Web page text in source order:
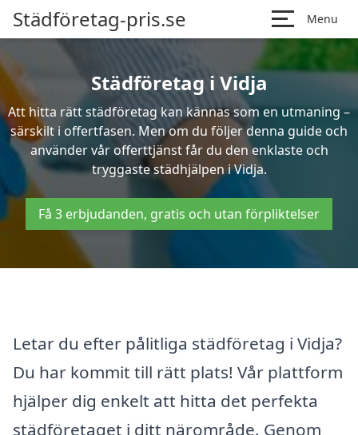
Städföretag-pris.se Menu
Städföretag i Vidja
Att hitta rätt städföretag kan kännas som en utmaning –
särskilt i offertfasen. Men om du följer denna guide och
använder vår offerttjänst får du den enklaste och
tryggaste städhjälpen i Vidja.
Få 3 erbjudanden, gratis och utan förpliktelser
Letar du efter pålitliga städföretag i Vidja?
Du har kommit till rätt plats! Vår plattform
hjälper dig enkelt att hitta det perfekta
städföretaget i ditt närområde. Genom